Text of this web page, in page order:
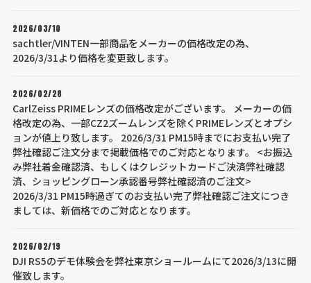
2026/03/10
sachtler/VINTEN一部商品をメーカーの価格改定の為、
2026/3/31より価格を変更致します。
2026/02/28
CarlZeiss PRIMEレンズの価格改定がございます。 メーカーの価
格改定の為、一部CZ2ズームレンズを除くPRIMEレンズとオプシ
ョンが値上り致します。 2026/3/31 PM15時までにお支払い完了
弊社確認ご注文分まで掲載価格でのご対応となります。 <お振込
み弊社着金確認済、もしくはクレジットカードご決済弊社確認
済、ショッピングローン承認番号弊社確認済のご注文>
2026/3/31 PM15時過ぎてのお支払い完了弊社確認ご注文につき
ましては、新価格でのご対応となります。
2026/02/19
DJI RS5のデモ体験会を弊社東京ショールームにて2026/3/13に開
催致します。